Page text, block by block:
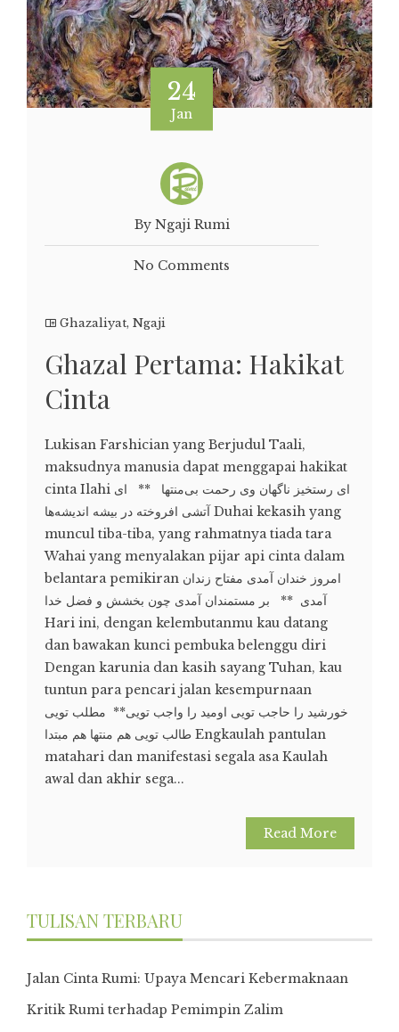
24
Jan
By Ngaji Rumi
No Comments
Ghazaliyat, Ngaji
Ghazal Pertama: Hakikat
Cinta
Lukisan Farshician yang Berjudul Taali,
maksudnya manusia dapat menggapai hakikat
cinta Ilahi ای رستخیز ناگهان وی رحمت بی‌منتها ** ای
آتشی افروخته در بیشه اندیشه‌ها Duhai kekasih yang
muncul tiba-tiba, yang rahmatnya tiada tara
Wahai yang menyalakan pijar api cinta dalam
belantara pemikiran امروز خندان آمدی مفتاح زندان
آمدی ** بر مستمندان آمدی چون بخشش و فضل خدا
Hari ini, dengan kelembutanmu kau datang
dan bawakan kunci pembuka belenggu diri
Dengan karunia dan kasih sayang Tuhan, kau
tuntun para pencari jalan kesempurnaan
خورشید را حاجب تویی اومید را واجب تویی** مطلب تویی
طالب تویی هم منتها هم مبتدا Engkaulah pantulan
matahari dan manifestasi segala asa Kaulah
awal dan akhir sega...
Read More
TULISAN TERBARU
Jalan Cinta Rumi: Upaya Mencari Kebermaknaan
Kritik Rumi terhadap Pemimpin Zalim